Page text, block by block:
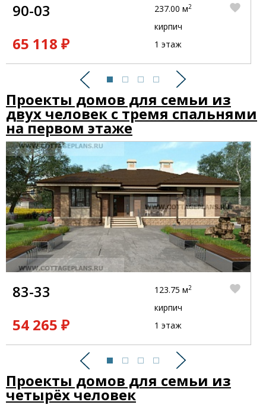
Предыдущий Следующий
90-03
65 118 ₽
237.00 м2
кирпич
1 этаж
Проекты домов для семьи из
двух человек с тремя спальнями
на первом этаже
Предыдущий Следующий
83-33
54 265 ₽
123.75 м2
кирпич
1 этаж
Проекты домов для семьи из
четырёх человек